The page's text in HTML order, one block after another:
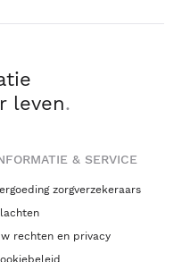
leven.
& SERVICE
zorgverzekeraars
rechten en privacy